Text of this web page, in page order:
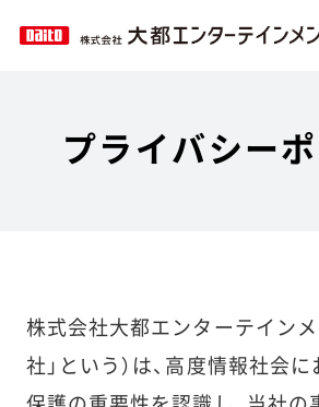
お問い合わせ
プライバシー
株式会社大都エンターテインメ
社」という）は、高度情報社会